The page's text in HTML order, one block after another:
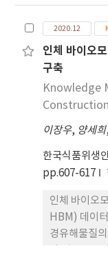
화사적 연구
였다. 방 법 : 2012년부터 2015년 사이에 ERCP와 관
련된 국민건
였다. ERCP
시행 받은
사하였다. 결과: 조사에 해당하는 기간에 158,038건
의 ERCP 시
ERCP 전체
ERCP의 비
(63.3%)가
되었다. 2015
환자 비율이
증가하였다. 결론: 한국에서 매년 시행되는 ERCP의
시술 건수는
고령 환자의
2020.12
인체 바이오
구축
Knowledge
이장우, 양세희,
한국식품위생
pp.607-617
인체 바이
HBM) 데이
경유해물질